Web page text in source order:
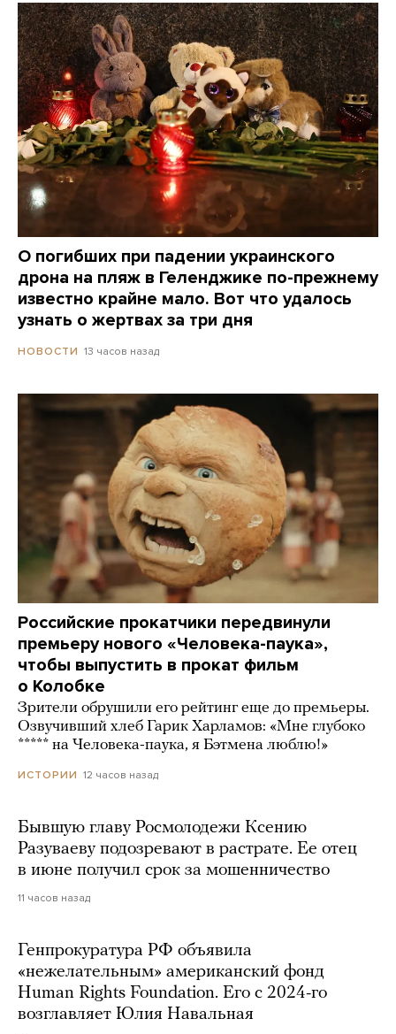
О погибших при падении украинского
дрона на пляж в Геленджике по-прежнему
известно крайне мало. Вот что удалось
узнать о жертвах за три дня
НОВОСТИ 13 часов назад
Российские прокатчики передвинули
премьеру нового «Человека-паука»,
чтобы выпустить в прокат фильм
о Колобке
Зрители обрушили его рейтинг еще до премьеры.
Озвучивший хлеб Гарик Харламов: «Мне глубоко
***** на Человека-паука, я Бэтмена люблю!»
ИСТОРИИ 12 часов назад
Бывшую главу Росмолодежи Ксению
Разуваеву подозревают в растрате. Ее отец
в июне получил срок за мошенничество
11 часов назад
Генпрокуратура РФ объявила
«нежелательным» американский фонд
Human Rights Foundation. Его с 2024-го
возглавляет Юлия Навальная